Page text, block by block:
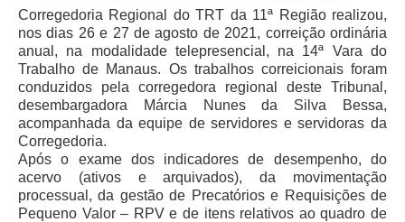
Legislação
Acórdãos
Atos Administrativos
Biblioteca Digital
Código de Ética dos Servidores
Diário Eletrônico JT
Corregedoria Regional do TRT da 11ª Região realizou,
nos dias 26 e 27 de agosto de 2021, correição ordinária
anual, na modalidade telepresencial, na 14ª Vara do
Trabalho de Manaus. Os trabalhos correicionais foram
conduzidos pela corregedora regional deste Tribunal,
desembargadora Márcia Nunes da Silva Bessa,
acompanhada da equipe de servidores e servidoras da
Corregedoria.
Após o exame dos indicadores de desempenho, do
acervo (ativos e arquivados), da movimentação
processual, da gestão de Precatórios e Requisições de
Pequeno Valor – RPV e de itens relativos ao quadro de